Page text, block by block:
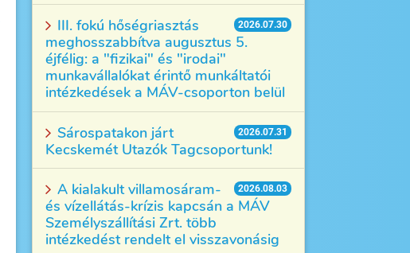
2026.07.30
III. fokú hőségriasztás
meghosszabbítva augusztus 5.
éjfélig: a "fizikai" és "irodai"
munkavállalókat érintő munkáltatói
intézkedések a MÁV-csoporton belül
2026.07.31
Sárospatakon járt
Kecskemét Utazók Tagcsoportunk!
2026.08.03
A kialakult villamosáram-
és vízellátás-krízis kapcsán a MÁV
Személyszállítási Zrt. több
intézkedést rendelt el visszavonásig